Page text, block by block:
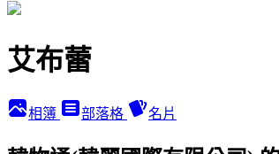
艾布蕾
相簿 部落格 名片